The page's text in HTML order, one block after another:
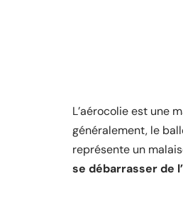
L’aérocolie est une
généralement, le
représente un
se débarrasser de